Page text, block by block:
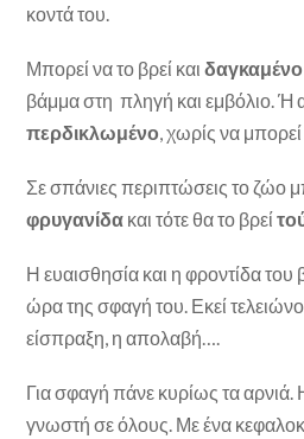
κοντά του.
Μπορεί να το βρεί και
βάμμα στη πληγή και εμβόλιο. Ή
περδικλωμένο , χωρίς να
Σε σπάνιες περιπτώσεις το ζώο
φρυγανίδα και τότε θα το βρεί
Η ευαισθησία και η φροντίδα του
ώρα της σφαγή του. Εκεί
είσπραξη, η απολαβή….
Για σφαγή πάνε κυρίως τα αρνιά.
γνωστή σε όλους. Με ένα